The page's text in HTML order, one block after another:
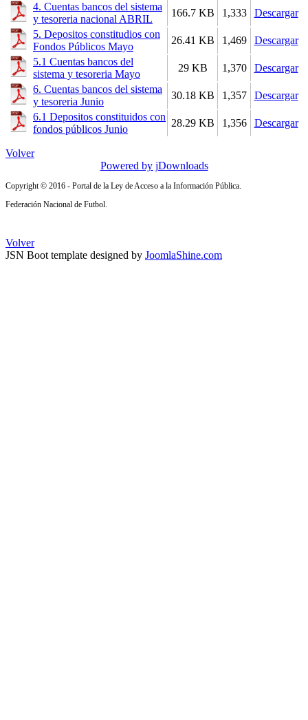
4. Cuentas bancos del sistema
y tesoreria nacional ABRIL
166.7 KB 1,333
Descargar
5. Depositos constitudios con
Fondos Públicos Mayo
26.41 KB 1,469
Descargar
5.1 Cuentas bancos del
sistema y tesoreria Mayo
29 KB 1,370
Descargar
6. Cuentas bancos del sistema
y tesoreria Junio
30.18 KB 1,357
Descargar
6.1 Depositos constituidos con
fondos públicos Junio
28.29 KB 1,356 Descargar
Volver
Powered by jDownloads
Copyright © 2016 - Portal de la Ley de Acceso a la Información Pública.
Federación Nacional de Futbol.
Volver
JSN Boot template designed by JoomlaShine.com